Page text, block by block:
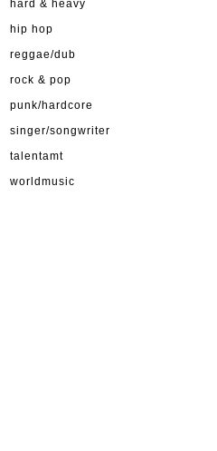
hard & heavy
hip hop
reggae/dub
rock & pop
punk/hardcore
singer/songwriter
talentamt
worldmusic